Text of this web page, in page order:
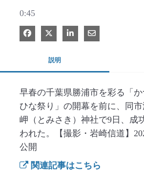
0:45
Facebook で共有
Xで共有する
LinkedIn で共有
電子メールで
説明
早春の千葉県勝浦市を彩る「
ひな祭り」の開幕を前に、同
岬（とみさき）神社で9日、成
われた。【撮影・岩崎信道】
公開
関連記事はこちら